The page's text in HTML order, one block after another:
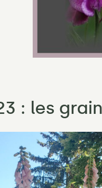
: les